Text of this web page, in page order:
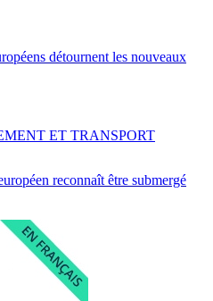
détournent les nouveaux
reconnaît être submergé
ET TRANSPORT